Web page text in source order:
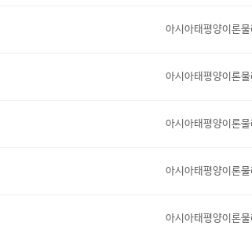
아시아태평양이론물
아시아태평양이론물
아시아태평양이론물
아시아태평양이론물
아시아태평양이론물